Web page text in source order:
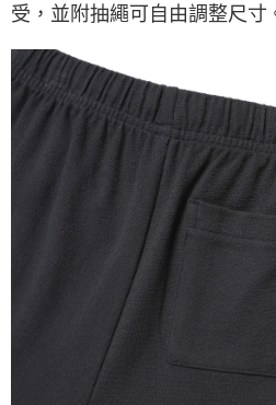
受，並附抽繩可自由調整尺寸